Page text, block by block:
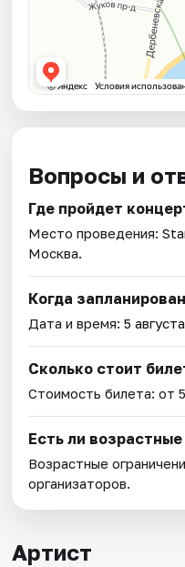
Вопросы и
Где пройдет
Место проведения:
Москва.
Когда
Дата и время:5
Сколько стоит
Стоимость билета: от
Есть ли
Возрастные
организаторов.
Артист